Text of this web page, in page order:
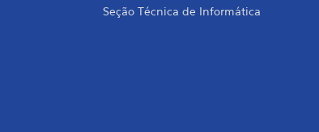
Seção Técnica de Informática